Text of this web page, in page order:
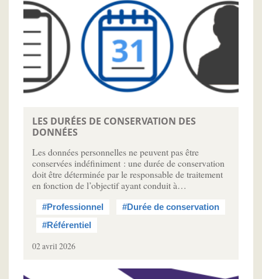
LES DURÉES DE CONSERVATION DES
DONNÉES
Les données personnelles ne peuvent pas être
conservées indéfiniment : une durée de conservation
doit être déterminée par le responsable de traitement
en fonction de l’objectif ayant conduit à…
#Professionnel
#Durée de conservation
#Référentiel
02 avril 2026